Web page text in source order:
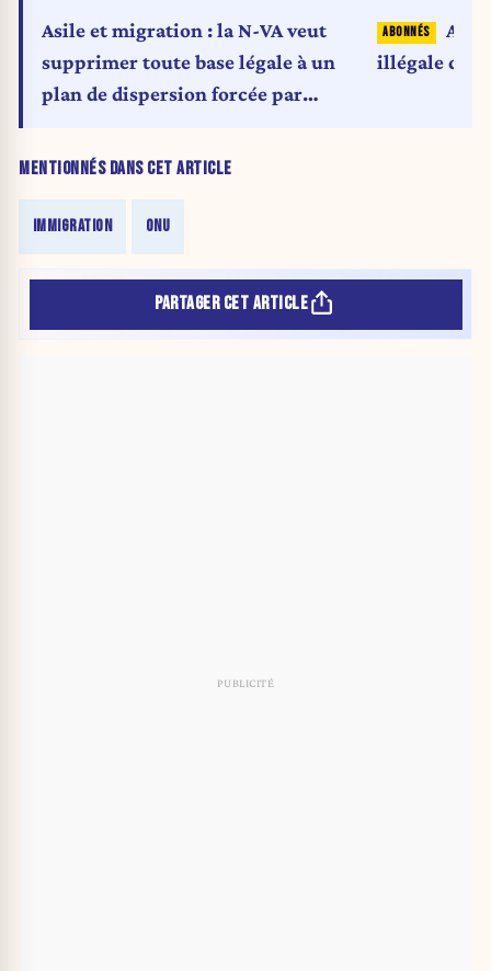
MENTIONNÉS DANS CET ARTICLE
IMMIGRATION ONU
Asile et migration : la N-VA veut
supprimer toute base légale à un
plan de dispersion forcée par
illégale
PARTAGER CET ARTICLE